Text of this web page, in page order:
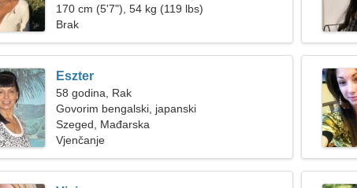
170 cm (5'7"), 54 kg (119 lbs)
Brak
Eszter
58 godina, Rak
Govorim bengalski, japanski
Szeged, Mađarska
Vjenčanje